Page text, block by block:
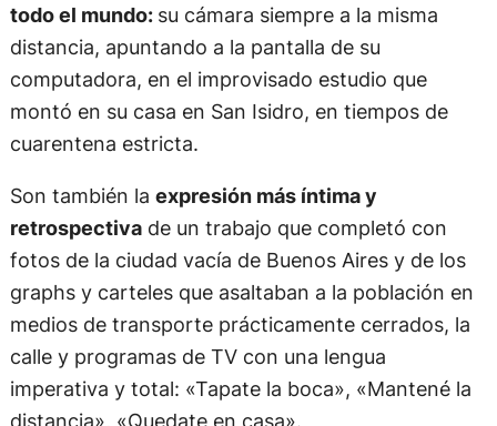
todo el mundo: su cámara siempre a la misma
distancia, apuntando a la pantalla de su
computadora, en el improvisado estudio que
montó en su casa en San Isidro, en tiempos de
cuarentena estricta.
Son también la expresión más íntima y
retrospectivade un trabajo que completó con
fotos de la ciudad vacía de Buenos Aires y de los
graphs y carteles que asaltaban a la población en
medios de transporte prácticamente cerrados, la
calle y programas de TV con una lengua
imperativa y total: «Tapate la boca», «Mantené la
distancia», «Quedate en casa».